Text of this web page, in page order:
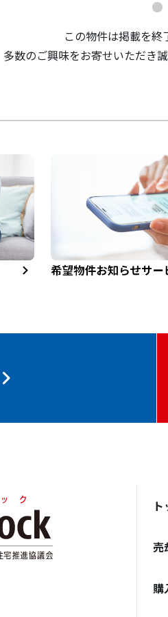
この物件は掲載を終
多数のご興味をお寄せいただき
売
購